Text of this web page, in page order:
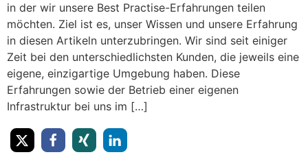
in der wir unsere Best Practise-Erfahrungen teilen
möchten. Ziel ist es, unser Wissen und unsere Erfahrung
in diesen Artikeln unterzubringen. Wir sind seit einiger
Zeit bei den unterschiedlichsten Kunden, die jeweils eine
eigene, einzigartige Umgebung haben. Diese
Erfahrungen sowie der Betrieb einer eigenen
Infrastruktur bei uns im […]